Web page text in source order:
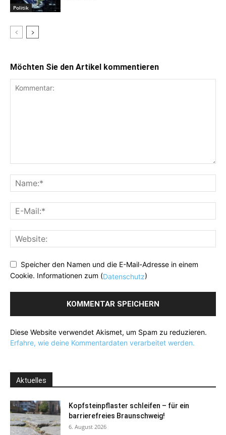
Politik
Möchten Sie den Artikel kommentieren
Speicher den Namen und die E-Mail-Adresse in einem
Cookie. Informationen zum (Datenschutz)
Diese Website verwendet Akismet, um Spam zu reduzieren.
Erfahre, wie deine Kommentardaten verarbeitet werden.
Aktuelles
Kopfsteinpflaster schleifen – für ein
barrierefreies Braunschweig!
6. August 2026